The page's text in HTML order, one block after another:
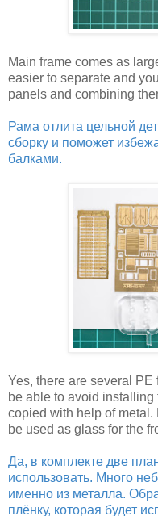
Main frame comes as
easier to separate and
panels and combining
Рама отлита цельной
сборку и поможет
балками.
Yes, there are several
be able to avoid
copied with help of metal.
be used as glass for the
Да, в комплекте две
использовать. Много
именно из металла.
плёнку, которая будет